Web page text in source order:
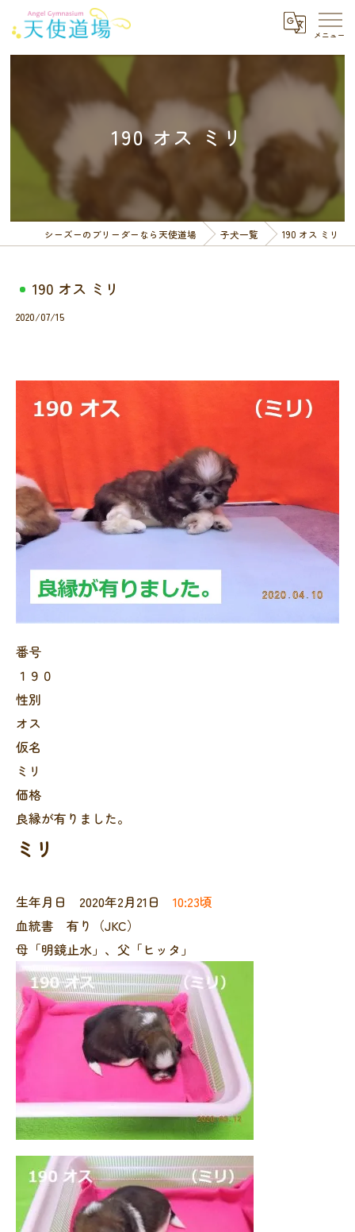
190 オス ミリ
シーズーのブリーダーなら天使道場 子犬一覧 190 オス ミリ
190 オス ミリ
2020/07/15
番号
１９０
性別
オス
仮名
ミリ
価格
良縁が有りました。
ミリ
生年月日 2020年2月21日 10:23頃
血統書 有り（JKC）
母「明鏡止水」、父「ヒッタ」